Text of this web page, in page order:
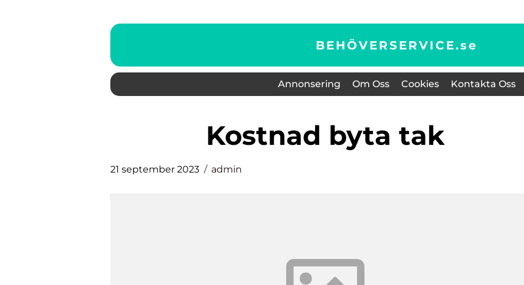
BEHÖVERSERVICE.se
Annonsering Om Oss Cookies Kontakta Oss
kostnad byta tak
21 september 2023 admin